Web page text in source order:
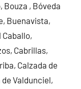
Bouza , Bóveda
Buenavista,
Caballo,
Cabrillas,
Calzada de
de Valdunciel,